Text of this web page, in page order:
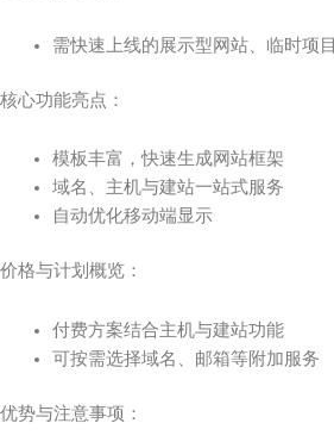
需快速上线的展示型网站、临时项目
核心功能亮点：
模板丰富，快速生成网站框架
域名、主机与建站一站式服务
自动优化移动端显示
价格与计划概览：
付费方案结合主机与建站功能
可按需选择域名、邮箱等附加服务
优势与注意事项：